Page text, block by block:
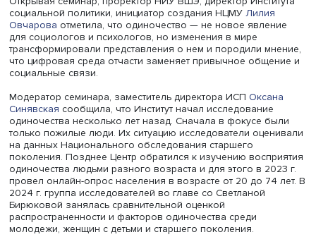
женщин с маленькими детьми в современной России».
Исследование было проведено в 2024 году в рамках
грантовой программы Фонда развития прикладных
исследований при поддержке НЦМУ «Центр
междисциплинарных исследований человеческого
потенциала».
Открывая семинар, проректор НИУ ВШЭ, директор
социальной политики, инициатор создания НЦМУЛилия
Овчароваотметила, что одиночество — не новое
для социологов и психологов, но изменения в мире
трансформировали представления о нем и породили
что цифровая среда отчасти заменяет привычное
социальные связи.
Модератор семинара, заместитель директора ИСП
Синявскаясообщила, что Институт начал исследование